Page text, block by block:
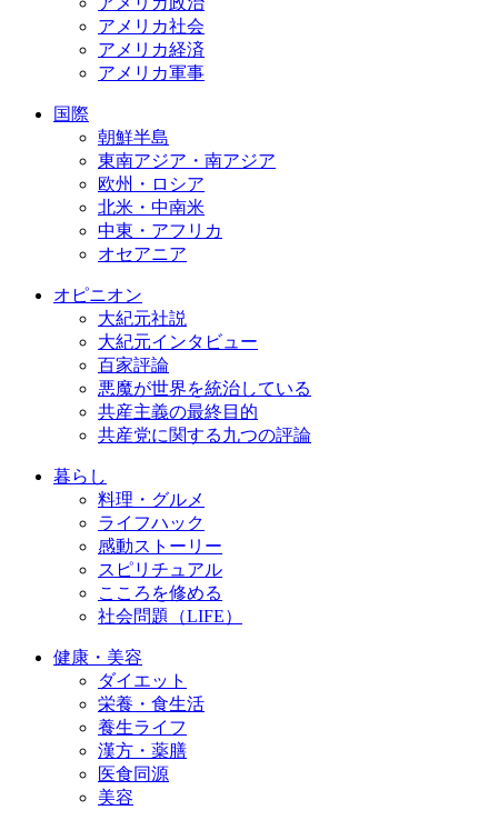
アメリカ社会
アメリカ経済
アメリカ軍事
国際
朝鮮半島
東南アジア・南アジア
欧州・ロシア
北米・中南米
中東・アフリカ
オセアニア
オピニオン
大紀元社説
大紀元インタビュー
百家評論
悪魔が世界を統治している
共産主義の最終目的
共産党に関する九つの評論
暮らし
料理・グルメ
ライフハック
感動ストーリー
スピリチュアル
こころを修める
社会問題（LIFE）
健康・美容
ダイエット
栄養・食生活
養生ライフ
漢方・薬膳
医食同源
美容